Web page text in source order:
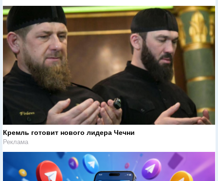
Кремль готовит нового лидера Чечни
Реклама